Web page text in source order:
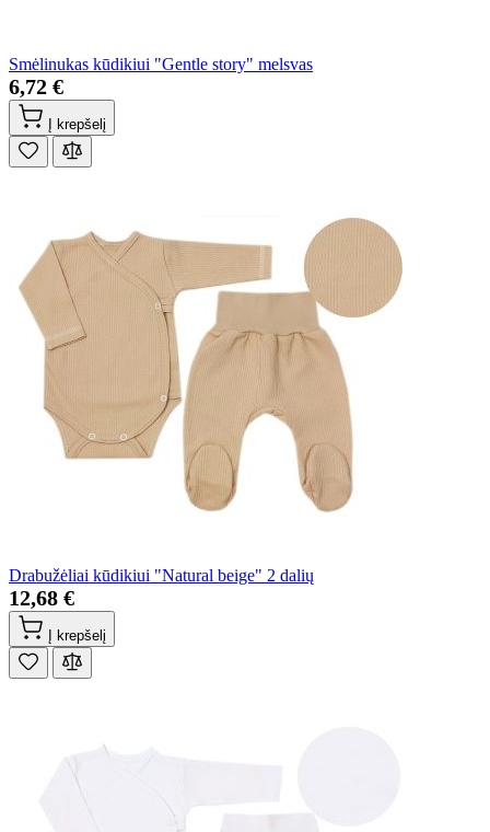
Smėlinukas kūdikiui "Gentle story" melsvas
6,72 €
Į krepšelį
Drabužėliai kūdikiui "Natural beige" 2 dalių
12,68 €
Į krepšelį